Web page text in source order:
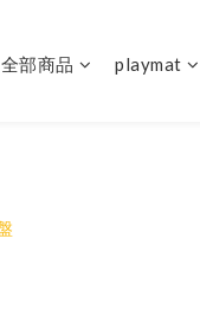
全部商品 playmat